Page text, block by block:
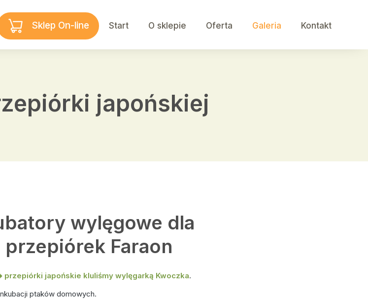
Sklep On-line Start O sklepie Oferta Galeria Kontakt
japońskiej
wylęgowe dla
Faraon
przepiórki japońskie kluliśmy wylęgarką Kwoczka.
ptaków domowych.